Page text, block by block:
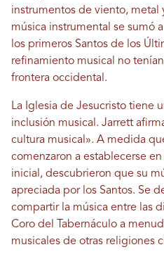
instrumentos de viento, metal
música instrumental se sumó
los primeros Santos de los
refinamiento musical no
frontera occidental.
La Iglesia de Jesucristo tiene
inclusión musical. Jarrett
cultura musical». A medida
comenzaron a establecerse
inicial, descubrieron que su
apreciada por los Santos. Se
compartir la música entre las
Coro del Tabernáculo a
musicales de otras religiones